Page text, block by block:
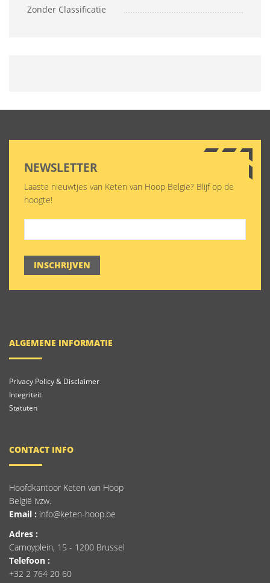
Zonder Classificatie
NEWSLETTER
Laaste nieuwtjes van Keten van Hoop België? Blijf op de
hoogte!
INSCHRIJVEN
ALGEMENE INFORMATIE
Privacy Policy & Disclaimer
Integriteit
Statuten
CONTACT INFO
Hoofdkantoor Keten van Hoop
België ivzw.
Email : info@keten-hoop.be
Adres :
Carnoyplein, 15 - 1200 Brussel
Telefoon :
+32 2 764 20 60